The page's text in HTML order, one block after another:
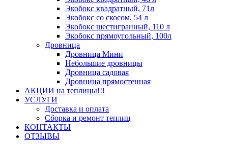
Экобокс квадратный, 71л
Экобокс со скосом, 54 л
Экобокс шестигранный, 110 л
Экобокс прямоугольный, 100л
Дровница
Дровница Мини
Небольшие дровницы
Дровница садовая
Дровница прямостенная
АКЦИИ на теплицы!!!
УСЛУГИ
Доставка и оплата
Сборка и ремонт теплиц
КОНТАКТЫ
ОТЗЫВЫ